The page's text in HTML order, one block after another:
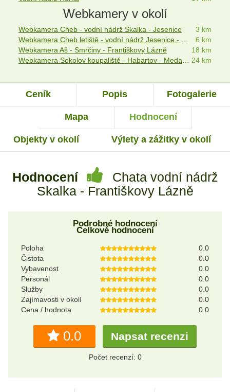
Webkamery v okolí
Webkamera Cheb - vodní nádrž Skalka - Jesenice
3 km
Webkamera Cheb letiště - vodní nádrž Jesenice - Český les
6 km
Webkamera Aš - Smrčiny - Františkovy Lázně
18 km
Webkamera Sokolov koupaliště - Habartov - Medard - Loket 24 km
Ceník Popis Fotogalerie
Mapa Hodnocení
Objekty v okolí Výlety a zážitky v okolí
Hodnocení
Chata vodní nádrž
Skalka - Františkovy Lázně
Podrobné hodnocení
Celkové hodnocení
Poloha
0.0
Čistota
0.0
Vybavenost
0.0
Personál
0.0
Služby
0.0
Zajímavosti v okolí
0.0
Cena / hodnota
0.0
0.0 Napsat recenzi
Počet recenzí: 0